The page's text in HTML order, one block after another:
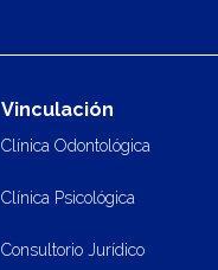
Vinculación
Clínica Odontológica
Clínica Psicológica
Consultorio Jurídico